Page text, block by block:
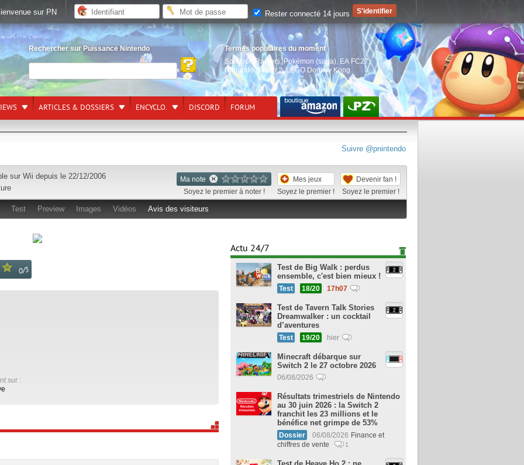
Rechercher sur Puissance Nintendo
Termes populaires du moment
Splatoon Raiders, Pokémon (saga) EA FC27,
Nintendo Switch 2,LEGO Donkey Kong
ARTICLES & DOSSIERS ENCYCLO. DISCORD FORUM
Suivre @pnintendo
Ma note
Soyez le premier à noter !
Mes jeux
Soyez le premier !
Devenir fan !
Soyez le premier !
sur Wii depuis le 22/12/2006
Test Preview Images Vidéos Avis des visiteurs
0/5
sur :
Actu 24/7
Test de Big Walk : perdus
ensemble, c'est bien mieux !
Test 18/20 17h07
Test de Tavern Talk Stories
Dreamwalker : un cocktail
d’aventures
Test 19/20 hier
Minecraft débarque sur
Switch 2 le 27 octobre 2026
06/08/2026
Résultats trimestriels de Nintendo
au 30 juin 2026 : la Switch 2
franchit les 23 millions et le
bénéfice net grimpe de 53%
Dossier 06/08/2026 Finance et
chiffres de vente
1
sur PN Rester connecté 14 jours